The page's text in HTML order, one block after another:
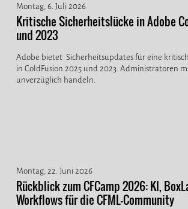
Montag, 6. Juli 2026
Kritische Sicherheitslücke in Adobe
und 2023
Adobe bietet Sicherheitsupdates für eine
in ColdFusion 2025 und 2023. Administratoren
unverzüglich handeln.
Montag, 22. Juni 2026
Rückblick zum CFCamp 2026: KI,
Workflows für die CFML-Community